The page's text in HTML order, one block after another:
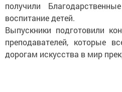
получили
воспитание детей.
Выпускники подготовили
преподавателей, которые
дорогам искусства в мир